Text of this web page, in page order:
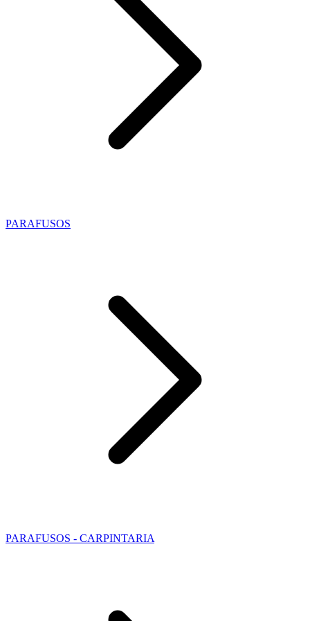
PARAFUSOS
PARAFUSOS - CARPINTARIA